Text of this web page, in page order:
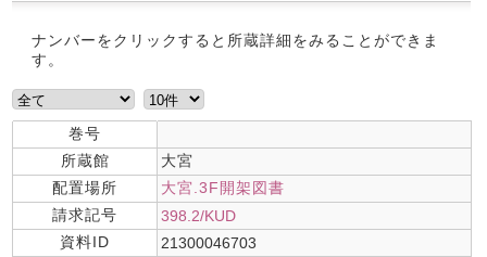
ナンバーをクリックすると所蔵詳細をみることができま
す。
巻号
所蔵館
大宮
配置場所
大宮.3F開架図書
請求記号
398.2/KUD
資料ID
21300046703